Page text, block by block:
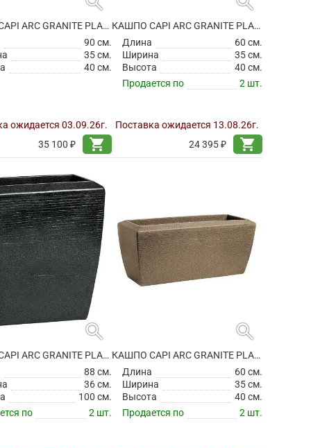
КАШПО CAPI ARC GRANITE PLANTER RECTANGLE ANTHRACITE
90 см.
35 см.
40 см.
ожидается 03.09.26г.
35 100 ₽
shopping_cart
КАШПО CAPI ARC GRANITE PLANTER RECTANGLE BLACK
Длина
60 см.
Ширина
35 см.
Высота
40 см.
Продается по
2 шт.
Поставка ожидается 13.08.26г.
24 395 ₽
shopping_cart
search
КАШПО CAPI ARC GRANITE PLANTER RECTANGLE BLACK
88 см.
36 см.
100 см.
по
2 шт.
search
КАШПО CAPI ARC GRANITE PLANTER RECTANGLE WARM TAUPE
Длина
60 см.
Ширина
35 см.
Высота
40 см.
Продается по
2 шт.